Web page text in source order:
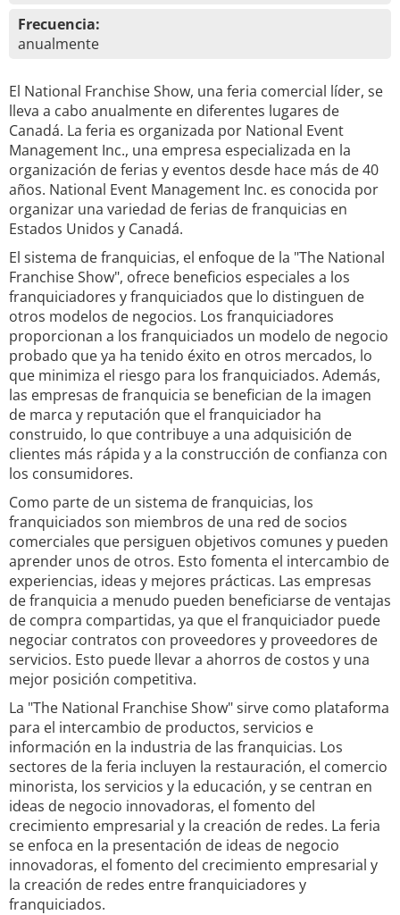
Frecuencia:
anualmente
El National Franchise Show, una feria comercial líder, se
lleva a cabo anualmente en diferentes lugares de
Canadá. La feria es organizada por National Event
Management Inc., una empresa especializada en la
organización de ferias y eventos desde hace más de 40
años. National Event Management Inc. es conocida por
organizar una variedad de ferias de franquicias en
Estados Unidos y Canadá.
El sistema de franquicias, el enfoque de la "The National
Franchise Show", ofrece beneficios especiales a los
franquiciadores y franquiciados que lo distinguen de
otros modelos de negocios. Los franquiciadores
proporcionan a los franquiciados un modelo de negocio
probado que ya ha tenido éxito en otros mercados, lo
que minimiza el riesgo para los franquiciados. Además,
las empresas de franquicia se benefician de la imagen
de marca y reputación que el franquiciador ha
construido, lo que contribuye a una adquisición de
clientes más rápida y a la construcción de confianza con
los consumidores.
Como parte de un sistema de franquicias, los
franquiciados son miembros de una red de socios
comerciales que persiguen objetivos comunes y pueden
aprender unos de otros. Esto fomenta el intercambio de
experiencias, ideas y mejores prácticas. Las empresas
de franquicia a menudo pueden beneficiarse de ventajas
de compra compartidas, ya que el franquiciador puede
negociar contratos con proveedores y proveedores de
servicios. Esto puede llevar a ahorros de costos y una
mejor posición competitiva.
La "The National Franchise Show" sirve como plataforma
para el intercambio de productos, servicios e
información en la industria de las franquicias. Los
sectores de la feria incluyen la restauración, el comercio
minorista, los servicios y la educación, y se centran en
ideas de negocio innovadoras, el fomento del
crecimiento empresarial y la creación de redes. La feria
se enfoca en la presentación de ideas de negocio
innovadoras, el fomento del crecimiento empresarial y
la creación de redes entre franquiciadores y
franquiciados.